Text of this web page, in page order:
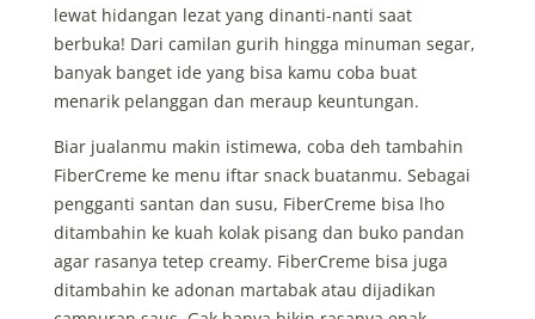
lewat hidangan lezat yang dinanti-nanti saat
berbuka! Dari camilan gurih hingga minuman segar,
banyak banget ide yang bisa kamu coba buat
menarik pelanggan dan meraup keuntungan.
Biar jualanmu makin istimewa, coba deh tambahin
FiberCreme ke menu iftar snack buatanmu. Sebagai
pengganti santan dan susu, FiberCreme bisa lho
ditambahin ke kuah kolak pisang dan buko pandan
agar rasanya tetep creamy. FiberCreme bisa juga
ditambahin ke adonan martabak atau dijadikan